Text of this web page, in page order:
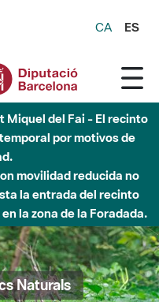
CA ES
Miquel del Fai - El recinto
por motivos de
movilidad reducida no
la entrada del recinto
la zona de la Foradada.
Naturals